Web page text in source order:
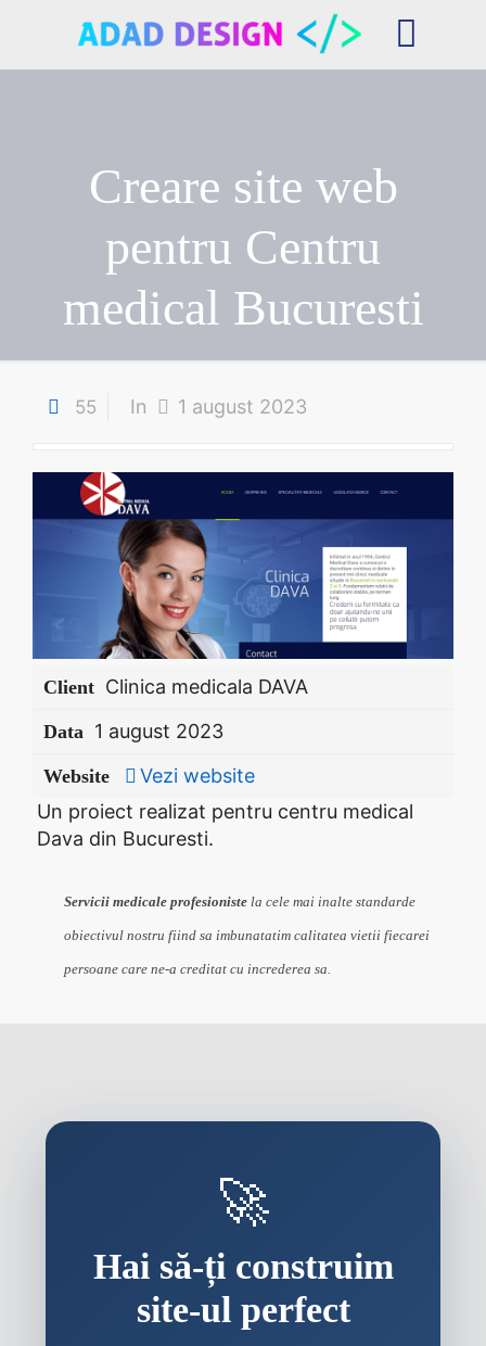
Creare site web
pentru Centru
medical Bucuresti
55 In 1 august 2023
Client Clinica medicala DAVA
Data 1 august 2023
Website
Vezi website
Un proiect realizat pentru centru medical
Dava din Bucuresti.
Servicii medicale profesionistela cele mai inalte standarde
obiectivul nostru fiind sa imbunatatim calitatea vietii fiecarei
persoane care ne-a creditat cu increderea sa.
🚀
Hai să-ți construim
site-ul perfect